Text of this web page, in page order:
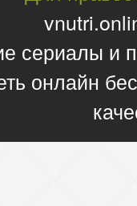
сериалы и
онлайн